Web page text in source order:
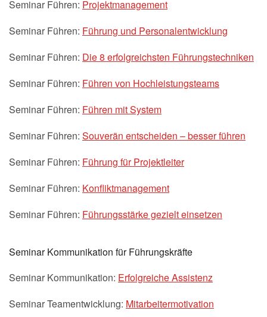
Seminar Führen: Projektmanagement
Seminar Führen: Führung und Personalentwicklung
Seminar Führen: Die 8 erfolgreichsten Führungstechniken
Seminar Führen: Führen von Hochleistungsteams
Seminar Führen: Führen mit System
Seminar Führen: Souverän entscheiden – besser führen
Seminar Führen: Führung für Projektleiter
Seminar Führen: Konfliktmanagement
Seminar Führen: Führungsstärke gezielt einsetzen
Seminar Kommunikation für Führungskräfte
Seminar Kommunikation: Erfolgreiche Assistenz
Seminar Teamentwicklung: Mitarbeitermotivation